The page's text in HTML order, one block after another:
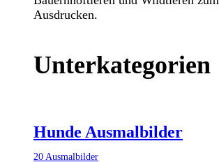
Ausdrucken.
Unterkategorien
Hunde Ausmalbilder
20 Ausmalbilder